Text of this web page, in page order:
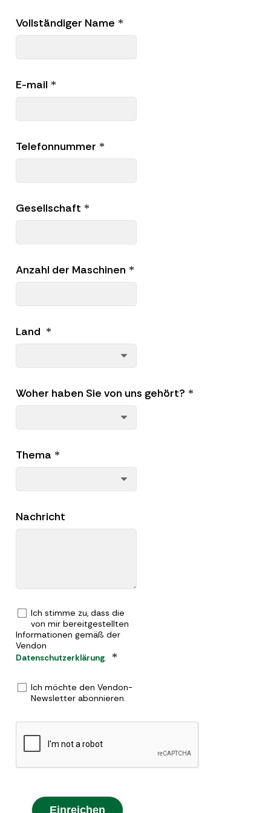
Vollständiger Name *
E-mail *
Telefonnummer *
Gesellschaft *
Anzahl der Maschinen *
Land *
Woher haben Sie von uns gehört? *
Thema *
Nachricht
Ich stimme zu, dass die
von mir bereitgestellten
Informationen gemäß der
Vendon
Datenschutzerklärung. *
Ich möchte den Vendon-
Newsletter abonnieren.